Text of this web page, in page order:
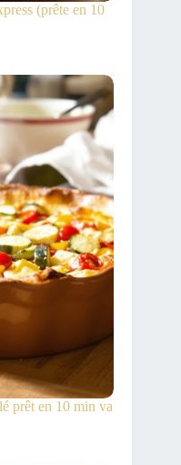
(prête en 10
prêt en 10 min va